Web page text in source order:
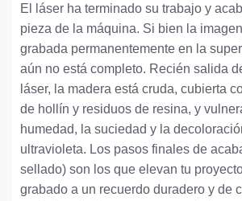
El láser ha terminado su trabajo y
pieza de la máquina. Si bien la
grabada permanentemente en la
aún no está completo. Recién salida
láser, la madera está cruda, cubierta
de hollín y residuos de resina, y
humedad, la suciedad y la
ultravioleta. Los pasos finales de
sellado) son los que elevan tu
grabado a un recuerdo duradero y de